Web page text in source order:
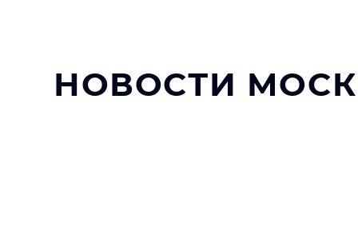
НОВОСТИ